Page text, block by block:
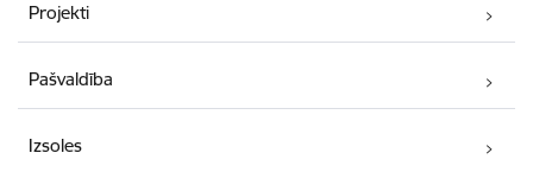
Projekti
Pašvaldība
Izsoles